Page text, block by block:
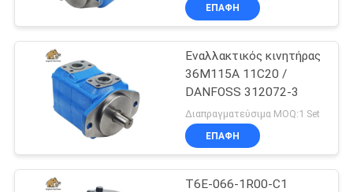
ΈΛΕΓΧΟΣ
ΜΑΣ
ΕΛΆΤΕ
ΜΕ
Ανταλλακτικά
μηχανημάτων
κατασκευής
ΕΠΑΦΉ
Εναλλακτικός κινητήρας
36M115A 11C20 /
DANFOSS 312072-3
Διαπραγματεύσιμα MOQ:1 Set
ΕΠΑΦΉ
T6E-066-1R00-C1